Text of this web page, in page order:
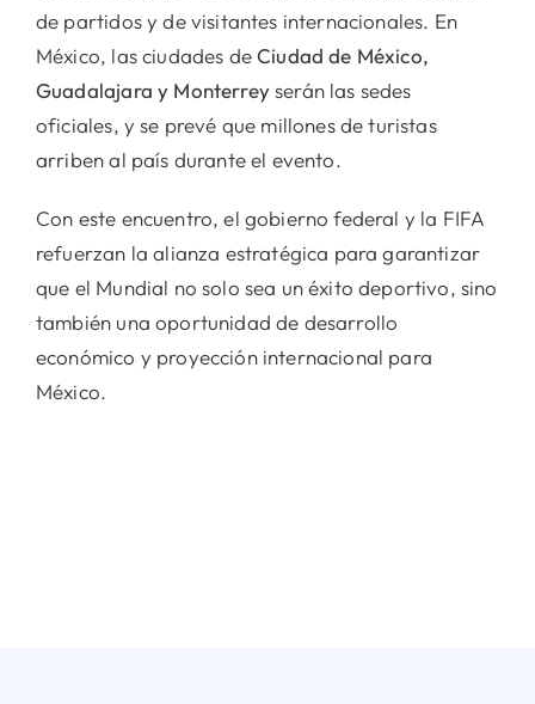
de partidos y de visitantes internacionales. En
México, las ciudades deCiudad de México,
Guadalajara y Monterreyserán las sedes
oficiales, y se prevé que millones de turistas
arriben al país durante el evento.
Con este encuentro, el gobierno federal y la FIFA
refuerzan la alianza estratégica para garantizar
que el Mundial no solo sea un éxito deportivo, sino
también una oportunidad de desarrollo
económico y proyección internacional para
México.